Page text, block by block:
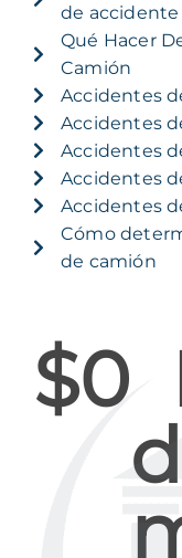
de accidente
Qué Hacer
Camión
Accidentes
Accidentes
Accidentes
Accidentes
Accidentes
Cómo
de camión
$0